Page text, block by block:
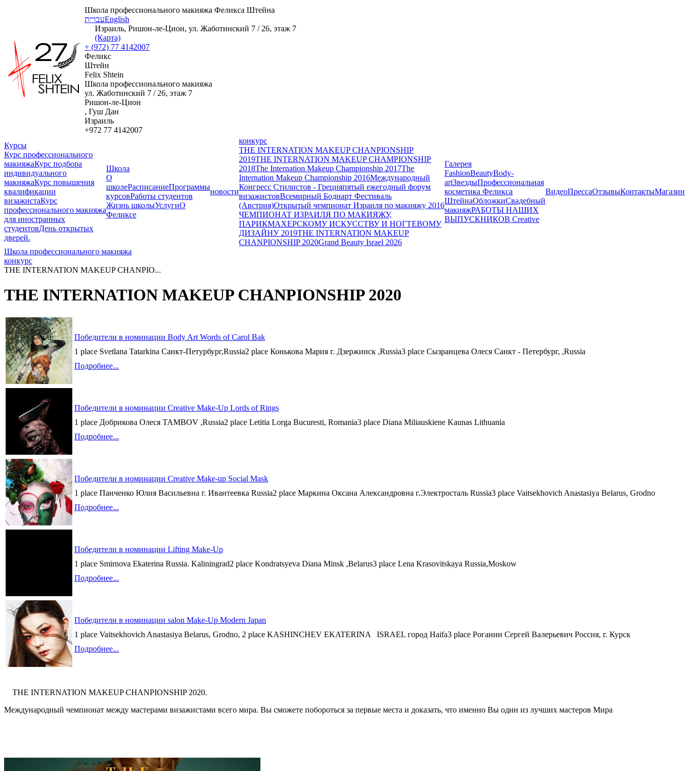
Школа профессионального макияжа Феликса Штейна
עבריתEnglish
Израиль, Ришон-ле-Цион, ул. Жаботинский 7 / 26, этаж 7
(Карта)
+ (972) 77 4142007
Феликс
Штейн
Felix Shtein
Школа профессионального макияжа
ул. Жаботинский 7 / 26, этаж 7
Ришон-ле-Цион
, Гуш Дан
Израиль
+972 77 4142007
Курсы
Курс профессионального
макияжаКурс подбора
индивидуального
макияжаКурс повышения
квалификации
визажистаКурс
профессионального макияжа
для иностранных
студентовДень открытых
дверей.
Школа
О
школеРасписаниеПрограммы
курсовРаботы студентов
Жизнь школыУслугиО
Феликсе
новости
конкурс
THE INTERNATION MAKEUP CHANPIONSHIP
2019THE INTERNATION MAKEUP CHAMPIONSHIP
2018The Internation Makeup Championship 2017The
Internation Makeup Championship 2016Международный
Конгресс Стилистов - Грецияпятый ежегодный форум
визажистовВсемирный Бодиарт Фестиваль
(Австрия)Открытый чемпионат Израиля по макияжу 2016
ЧЕМПИОНАТ ИЗРАИЛЯ ПО МАКИЯЖУ,
ПАРИКМАХЕРСКОМУ ИСКУССТВУ И НОГТЕВОМУ
ДИЗАЙНУ 2019THE INTERNATION MAKEUP
CHANPIONSHIP 2020Grand Beauty Israel 2026
Галерея
FashionBeautyBody-
artЗвездыПрофессиональная
косметика Феликса
ШтейнаОбложкиСвадебный
макияжРАБОТЫ НАШИХ
ВЫПУСКНИКОВ Creative
ВидеоПрессаОтзывыКонтактыМагазин
Школа профессионального макияжа
конкурс
THE INTERNATION MAKEUP CHANPIO...
THE INTERNATION MAKEUP CHANPIONSHIP 2020
Победители в номинации Body Art Words of Carol Bak
1 place Svetlana Tatarkina Санкт-Петурбург,Russia2 place Конькова Мария г. Дзержинск ,Russia3 place Сызранцева Олеся Санкт - Петербург, ,Russia
Подробнее...
Победители в номинации Creative Make-Up Lords of Rings
1 place Добрикова Олеся TAMBOV ,Russia2 place Letitia Lorga Bucuresti, Romania3 place Diana Miliauskiene Kaunas Lithuania
Подробнее...
Победители в номинации Creative Make-up Social Mask
1 place Панченко Юлия Васильевна г. Ивантеевка Russia2 place Маркина Оксана Александровна г.Электросталь Russia3 place Vaitsekhovich Anastasiya Belarus, Grodno
Подробнее...
Победители в номинации Lifting Make-Up
1 place Smirnova Ekaterina Russia. Kaliningrad2 place Kondratsyeva Diana Minsk ,Belarus3 place Lena Krasovitskaya Russia,Moskow
Подробнее...
Победители в номинации salon Make-Up Modern Japan
1 place Vaitsekhovich Anastasiya Belarus, Grodno, 2 place KASHINCHEV EKATERINA ISRAEL город Haifa3 place Роганин Сергей Валерьевич Россия, г. Курск
Подробнее...
THE INTERNATION MAKEUP CHANPIONSHIP 2020.
Международный чемпионат между мастерами визажистами всего мира. Вы сможете побороться за первые места и доказать, что именно Вы один из лучших мастеров Мира